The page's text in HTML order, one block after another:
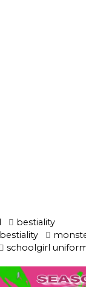
bestiality
schoolgirl